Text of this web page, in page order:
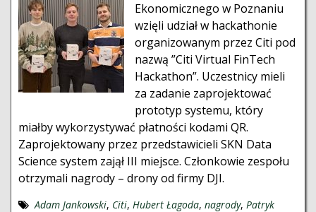
Ekonomicznego w Poznaniu
wzięli udział w hackathonie
organizowanym przez Citi pod
nazwą ”Citi Virtual FinTech
Hackathon”. Uczestnicy mieli
za zadanie zaprojektować
prototyp systemu, który
miałby wykorzystywać płatności kodami QR.
Zaprojektowany przez przedstawicieli SKN Data
Science system zajął III miejsce. Członkowie zespołu
otrzymali nagrody – drony od firmy DJI.
Adam Jankowski, Citi, Hubert Łagoda, nagrody, Patryk